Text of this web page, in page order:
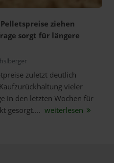
ziehen
sorgt für längere
zuletzt deutlich
vieler
in den letzten Wochen für
gesorgt.... weiterlesen